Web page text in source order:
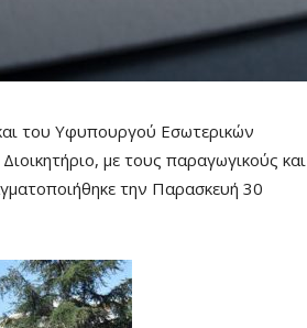
του Υφυπουργού Εσωτερικών
με τους παραγωγικούς και
την Παρασκευή 30